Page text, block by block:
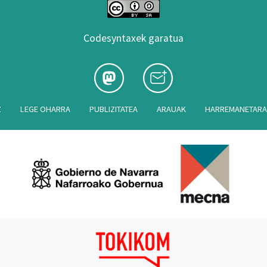
Codesyntaxek garatua
LEGE OHARRA PUBLIZITATEA ARAUAK